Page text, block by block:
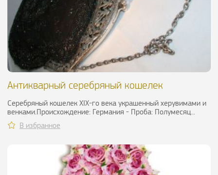
Антикварный серебряный кошелек
Серебряный кошелек XIX-го века украшенный херувимами и
венками.Происхождение: Германия - Проба: Полумесяц...
В избранное